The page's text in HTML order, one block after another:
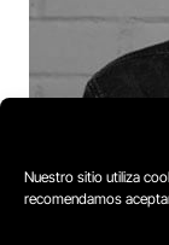
Nuestro sitio utiliza
recomendamos
Dan